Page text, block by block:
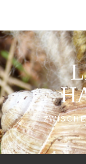
content